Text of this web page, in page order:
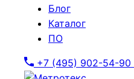
Блог
Каталог
ПО
+7 (495) 902-54-90